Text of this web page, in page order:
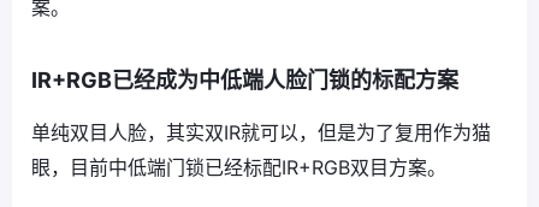
案。
IR+RGB已经成为中低端人脸门锁的标配方案
单纯双目人脸，其实双IR就可以，但是为了复用作为猫
眼，目前中低端门锁已经标配IR+RGB双目方案。